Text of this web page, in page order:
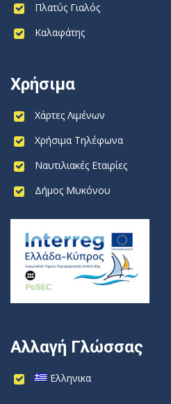
Πλατύς Γιαλός
Καλαφάτης
Χρήσιμα
Χάρτες Λιμένων
Χρήσιμα Τηλέφωνα
Ναυτιλιακές Εταιρίες
Δήμος Μυκόνου
Αλλαγή Γλώσσας
Ελληνικα